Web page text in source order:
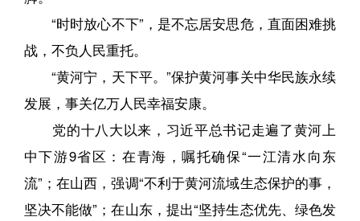
“时时放心不下”，是不忘居安思危，直面困难挑
战，不负人民重托。
“黄河宁，天下平。”保护黄河事关中华民族永续
发展，事关亿万人民幸福安康。
党的十八大以来，习近平总书记走遍了黄河上
中下游9省区：在青海，嘱托确保“一江清水向东
流”；在山西，强调“不利于黄河流域生态保护的事，
坚决不能做”；在山东，提出“坚持生态优先、绿色发